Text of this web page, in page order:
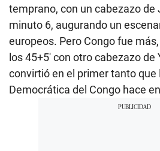
temprano, con un cabezazo de
minuto 6, augurando un
europeos. Pero Congo fue
los 45+5′ con otro cabezazo de
convirtió en el primer tanto que
Democrática del Congo hace